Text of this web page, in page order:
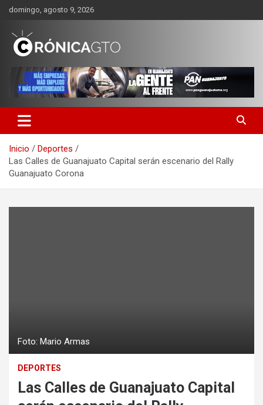
Saltar
contenido
domingo, agosto 9, 2026
CRONICA GUANAJUATO
Inicio
Deportes
Las Calles de Guanajuato Capital serán escenario del Rally
Guanajuato Corona
Foto: Mario Armas
DEPORTES
Las Calles de Guanajuato Capital